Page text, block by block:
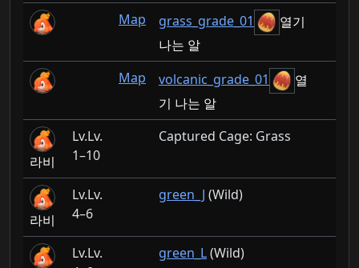
Map grass_grade_01
열기
나는 알
Map
volcanic_grade_01
열
기 나는 알
라비
Lv.
1–10
Captured Cage: Grass
라비
Lv.
4–6
green_J (Wild)
Lv.
green_L(Wild)